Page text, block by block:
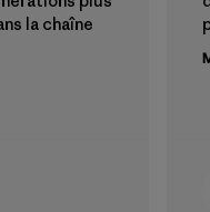
la chaîne